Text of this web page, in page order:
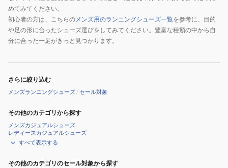
カ
ー
ー
めてみてください。
初心者の方は、こちらのメンズ用のランニングシューズ一覧を参考に、目的
や足の形に合ったシューズ選びをしてみてください。豊富な種類の中から自
分に合った一足がきっと見つかります。
さらに絞り込む
メンズランニングシューズ/セール対象
その他のカテゴリから探す
メンズカジュアルシューズ
レディースカジュアルシューズ
すべて表示する
その他のカテゴリのセール対象から探す